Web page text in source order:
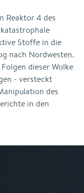
Reaktor 4 des
Stoffe in die
nach Nordwesten.
dieser Wolke
- versteckt
des
in den